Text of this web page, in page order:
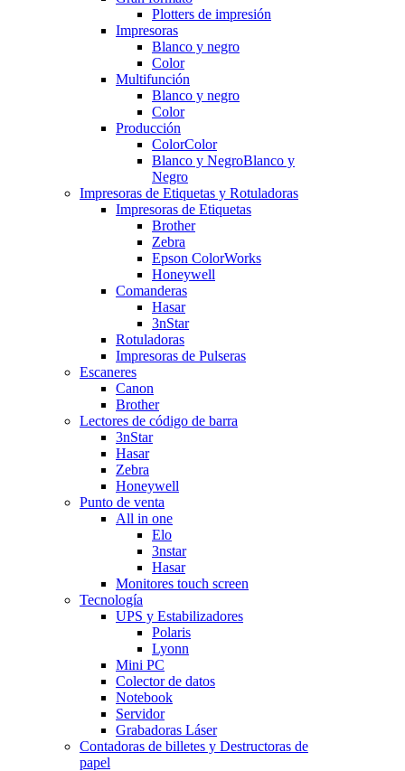
Plotters de impresión
Impresoras
Blanco y negro
Color
Multifunción
Blanco y negro
Color
Producción
ColorColor
Blanco y NegroBlanco y
Negro
Impresoras de Etiquetas y Rotuladoras
Impresoras de Etiquetas
Brother
Zebra
Epson ColorWorks
Honeywell
Comanderas
Hasar
3nStar
Rotuladoras
Impresoras de Pulseras
Escaneres
Canon
Brother
Lectores de código de barra
3nStar
Hasar
Zebra
Honeywell
Punto de venta
All in one
Elo
3nstar
Hasar
Monitores touch screen
Tecnología
UPS y Estabilizadores
Polaris
Lyonn
Mini PC
Colector de datos
Notebook
Servidor
Grabadoras Láser
Contadoras de billetes y Destructoras de
papel